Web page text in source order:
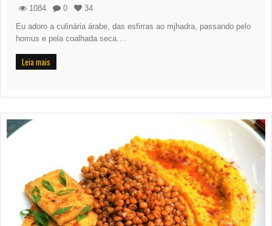
1084 0
34
Eu adoro a culinária árabe, das esfirras ao mjhadra, passando pelo
homus e pela coalhada seca.…
Leia mais